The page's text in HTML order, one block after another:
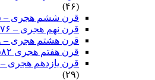
(۴۶)
قرن ششم هجری – ۴۸۵ الی ۵۸۲ شمسی
قرن نهم هجری – ۷۷۶ الی ۸۷۳ شمسی
قرن هشتم هجری – ۶۷۹ الی ۷۷۶ شمسی
قرن هفتم هجری ۵۸۲ الی ۶۷۹ شمسی
قرن یازدهم هجری – ۹۷۰ الی ۱۰۶۷ شمسی
(۲۹)